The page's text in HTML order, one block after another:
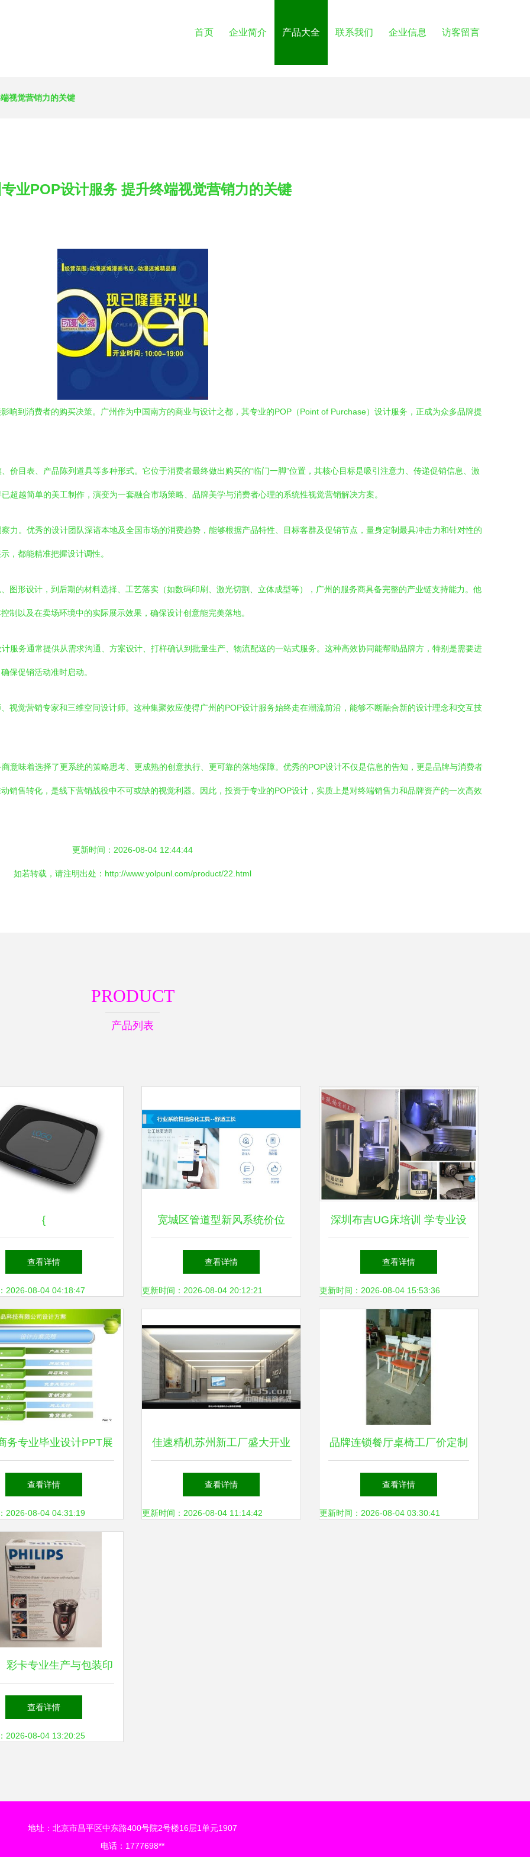
首页 企业简介 产品大全 联系我们 企业信息 访客留言
视觉营销力的关键
业POP设计服务 提升终端视觉营销力的关键
响到消费者的购买决策。广州作为中国南方的商业与设计之都，其专业的POP（Point of Purchase）设计服务，正成为众多品牌提
价目表、产品陈列道具等多种形式。它位于消费者最终做出购买的“临门一脚”位置，其核心目标是吸引注意力、传递促销信息、激
超越简单的美工制作，演变为一套融合市场策略、品牌美学与消费者心理的系统性视觉营销解决方案。
力。优秀的设计团队深谙本地及全国市场的消费趋势，能够根据产品特性、目标客群及促销节点，量身定制最具冲击力和针对性的
，都能精准把握设计调性。
图形设计，到后期的材料选择、工艺落实（如数码印刷、激光切割、立体成型等），广州的服务商具备完整的产业链支持能力。他
制以及在卖场环境中的实际展示效果，确保设计创意能完美落地。
服务通常提供从需求沟通、方案设计、打样确认到批量生产、物流配送的一站式服务。这种高效协同能帮助品牌方，特别是需要进
保促销活动准时启动。
视觉营销专家和三维空间设计师。这种集聚效应使得广州的POP设计服务始终走在潮流前沿，能够不断融合新的设计理念和交互技
意味着选择了更系统的策略思考、更成熟的创意执行、更可靠的落地保障。优秀的POP设计不仅是信息的告知，更是品牌与消费者
销售转化，是线下营销战役中不可或缺的视觉利器。因此，投资于专业的POP设计，实质上是对终端销售力和品牌资产的一次高效
更新时间：2026-08-04 12:44:44
如若转载，请注明出处：http://www.yolpunl.com/product/22.html
PRODUCT
产品列表
{
查看详情
2026-08-04 04:18:47
宽城区管道型新风系统价位
查看详情
更新时间：2026-08-04 20:12:21
深圳布吉UG床培训 学专业设
计与费用解析
查看详情
更新时间：2026-08-04 15:53:36
务专业毕业设计PPT展
业设计服务在线平台
查看详情
2026-08-04 04:31:19
佳速精机苏州新工厂盛大开业
以专业设计服务，绽放智造新
风采
查看详情
更新时间：2026-08-04 11:14:42
品牌连锁餐厅桌椅工厂价定制
专业设计，高效赋能餐饮空间
查看详情
更新时间：2026-08-04 03:30:41
彩卡专业生产与包装印
体化服务解决方案
查看详情
2026-08-04 13:20:25
地址：北京市昌平区中东路400号院2号楼16层1单元1907
电话：1777698**